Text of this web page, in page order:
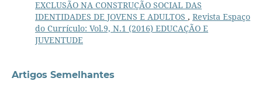
EXCLUSÃO NA CONSTRUÇÃO SOCIAL DAS
IDENTIDADES DE JOVENS E ADULTOS , Revista Espaço
do Currículo: Vol.9, N.1 (2016) EDUCAÇÃO E
JUVENTUDE
Artigos Semelhantes